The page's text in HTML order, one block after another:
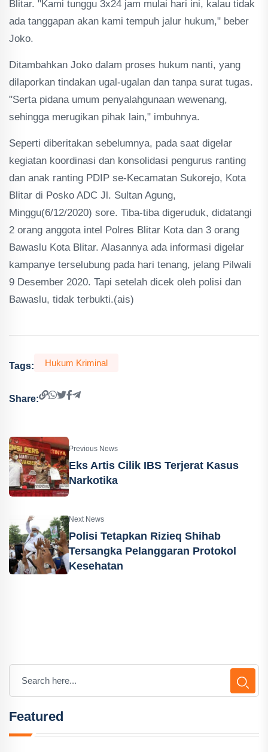
Blitar. "Kami tunggu 3x24 jam mulai hari ini, kalau tidak
ada tanggapan akan kami tempuh jalur hukum," beber
Joko.
Ditambahkan Joko dalam proses hukum nanti, yang
dilaporkan tindakan ugal-ugalan dan tanpa surat tugas.
"Serta pidana umum penyalahgunaan wewenang,
sehingga merugikan pihak lain," imbuhnya.
Seperti diberitakan sebelumnya, pada saat digelar
kegiatan koordinasi dan konsolidasi pengurus ranting
dan anak ranting PDIP se-Kecamatan Sukorejo, Kota
Blitar di Posko ADC Jl. Sultan Agung,
Minggu(6/12/2020) sore. Tiba-tiba digeruduk, didatangi
2 orang anggota intel Polres Blitar Kota dan 3 orang
Bawaslu Kota Blitar. Alasannya ada informasi digelar
kampanye terselubung pada hari tenang, jelang Pilwali
9 Desember 2020. Tapi setelah dicek oleh polisi dan
Bawaslu, tidak terbukti.(ais)
Tags: Hukum Kriminal
Share:
Previous News
Eks Artis Cilik IBS Terjerat Kasus
Narkotika
Next News
Polisi Tetapkan Rizieq Shihab
Tersangka Pelanggaran Protokol
Kesehatan
Featured